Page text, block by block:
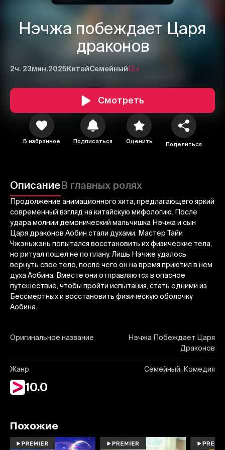
Нэчжа побеждает Царя
драконов
2ч. 23мин.2025 КитайСемейный12+
Смотреть
В избранное Подписаться Оценить Поделиться
ОписаниеВ главных ролях
Продолжение анимационного хита, предлагающего яркий
современный взгляд на китайскую мифологию. После
удара молнии демонический мальчишка Нэчжа и сын
Царя драконов Аобин стали духами. Мастер Тайи
Чжэньжэнь попытался восстановить их физические тела,
но ритуал пошел не по плану. Лишь Нэчже удалось
вернуть свое тело, после чего он на время приютил в нем
духа Аобина. Вместе они отправляются в опасное
путешествие, чтобы пройти испытания, стать одними из
Бессмертных и восстановить физическую оболочку
Аобина.
Оригинальное название
Нэчжа Побеждает Царя
Драконов
Жанр Семейный, Комедия
10.0
Отправить
Похожие
Отменить Авторизоваться